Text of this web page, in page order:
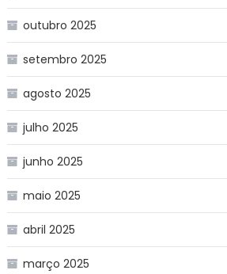
outubro 2025
setembro 2025
agosto 2025
julho 2025
junho 2025
maio 2025
abril 2025
março 2025